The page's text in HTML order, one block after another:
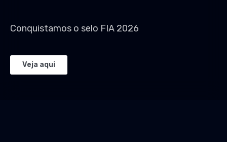
Conquistamos o selo FIA 2026
Veja aqui